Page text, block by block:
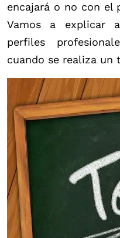
encajará o no con el
Vamos a explicar
perfiles
cuando se realiza un